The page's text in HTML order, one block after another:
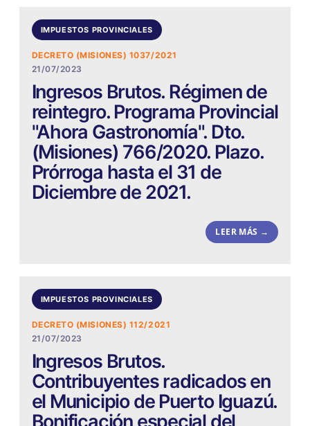
IMPUESTOS PROVINCIALES
DECRETO (MISIONES) 1037/2021
21/07/2023
Ingresos Brutos. Régimen de
reintegro. Programa Provincial
"Ahora Gastronomía". Dto.
(Misiones) 766/2020. Plazo.
Prórroga hasta el 31 de
Diciembre de 2021.
LEER MÁS →
IMPUESTOS PROVINCIALES
DECRETO (MISIONES) 112/2021
21/07/2023
Ingresos Brutos.
Contribuyentes radicados en
el Municipio de Puerto Iguazú.